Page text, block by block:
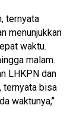
ternyata
menunjukkan
waktu.
malam.
LHKPN dan
ternyata bisa
waktunya,’’